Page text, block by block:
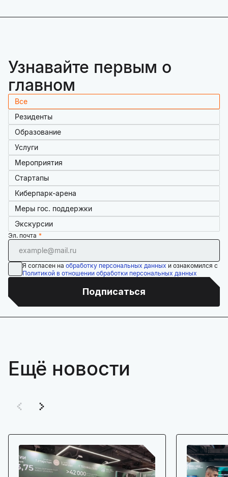
Узнавайте первым о
главном
Все
Резиденты
Образование
Услуги
Мероприятия
Стартапы
Киберпарк-арена
Меры гос. поддержки
Экскурсии
Эл. почта
Я согласен на обработку персональных данных и ознакомился с
Политикой в отношении обработки персональных данных
Подписаться
Ещё новости